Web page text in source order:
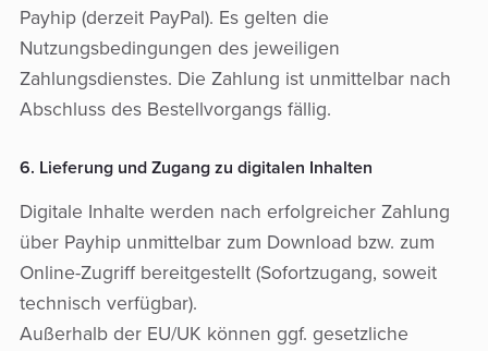
Payhip (derzeit PayPal). Es gelten die
Nutzungsbedingungen des jeweiligen
Zahlungsdienstes. Die Zahlung ist unmittelbar nach
Abschluss des Bestellvorgangs fällig.
6. Lieferung und Zugang zu digitalen Inhalten
Digitale Inhalte werden nach erfolgreicher Zahlung
über Payhip unmittelbar zum Download bzw. zum
Online-Zugriff bereitgestellt (Sofortzugang, soweit
technisch verfügbar).
Außerhalb der EU/UK können ggf. gesetzliche